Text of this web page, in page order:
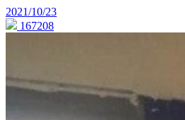
2021/10/23
167208